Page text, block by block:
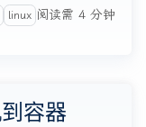
linux 阅读需 4 分钟
容器